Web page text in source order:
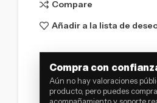
Compare
Añadir a la lista de
Compra con
Aún no hay valoraciones
producto, pero puedes
acompañamiento y soporte